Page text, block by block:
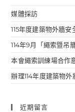
媒體採訪
115年度建築物外牆
114年9月「繩索曁吊
本會繩索訓練場合作
辦理114年度建築物
近期留言